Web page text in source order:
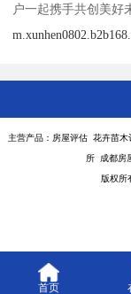
户一起携手共创美好
主营产品：房屋评估 花卉苗
所 成都房
版权所
首页